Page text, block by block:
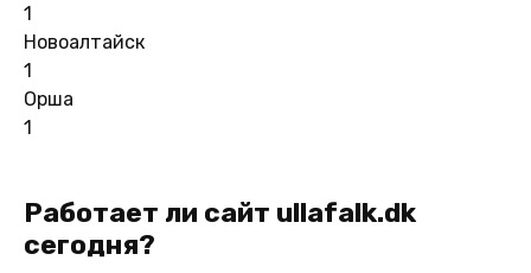
1
Новоалтайск
1
Орша
1
Работает ли сайт ullafalk.dk
сегодня?